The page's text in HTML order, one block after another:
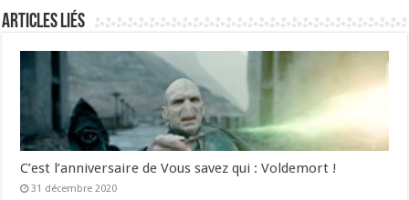
Articles liés
C’est l’anniversaire de Vous savez qui : Voldemort !
31 décembre 2020